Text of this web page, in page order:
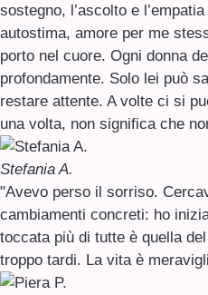
sostegno, l’ascolto e
autostima, amore per me
porto nel cuore. Ogni donna
profondamente. Solo lei può
restare attente. A volte ci si
una volta, non significa che
Stefania A.
"Avevo perso il sorriso.
cambiamenti concreti: ho
toccata più di tutte è quella
troppo tardi. La vita è